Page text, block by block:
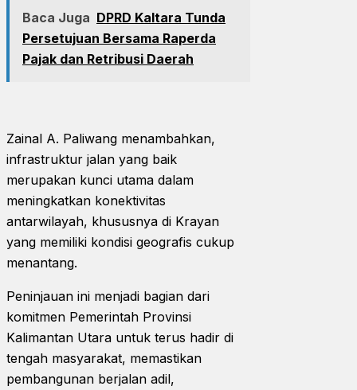
Baca Juga DPRD Kaltara Tunda
Persetujuan Bersama Raperda
Pajak dan Retribusi Daerah
Zainal A. Paliwang menambahkan,
infrastruktur jalan yang baik
merupakan kunci utama dalam
meningkatkan konektivitas
antarwilayah, khususnya di Krayan
yang memiliki kondisi geografis cukup
menantang.
Peninjauan ini menjadi bagian dari
komitmen Pemerintah Provinsi
Kalimantan Utara untuk terus hadir di
tengah masyarakat, memastikan
pembangunan berjalan adil,